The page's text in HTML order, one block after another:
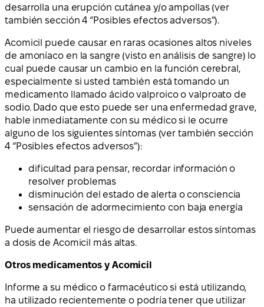
desarrolla una erupción cutánea y/o ampollas (ver
también sección 4 “Posibles efectos adversos”).
Acomicil puede causar en raras ocasiones altos niveles
de amoníaco en la sangre (visto en análisis de sangre) lo
cual puede causar un cambio en la función cerebral,
especialmente si usted también está tomando un
medicamento llamado ácido valproico o valproato de
sodio. Dado que esto puede ser una enfermedad grave,
hable inmediatamente con su médico si le ocurre
alguno de los siguientes síntomas (ver también sección
4 “Posibles efectos adversos”):
dificultad para pensar, recordar información o
resolver problemas
disminución del estado de alerta o consciencia
sensación de adormecimiento con baja energía
Puede aumentar el riesgo de desarrollar estos síntomas
a dosis de Acomicil más altas.
Otros medicamentos y Acomicil
Informe a su médico o farmacéutico si está utilizando,
ha utilizado recientemente o podría tener que utilizar